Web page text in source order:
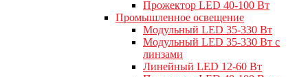
Прожектор LED 40-100 Вт
Промышленное освещение
Модульный LED 35-330 Вт
Модульный LED 35-330 Вт с
линзами
Линейный LED 12-60 Вт